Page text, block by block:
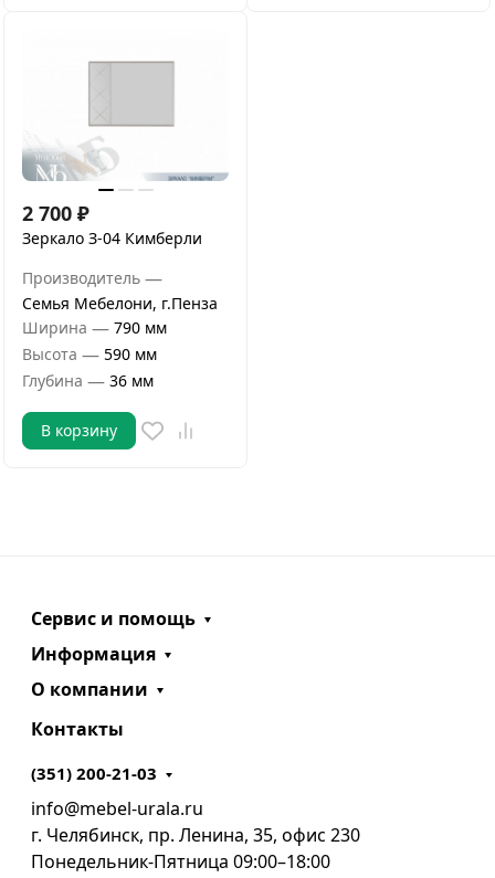
2 700 ₽
Зеркало З-04 Кимберли
Производитель —
Семья Мебелони, г.Пенза
Ширина — 790 мм
Высота — 590 мм
Глубина — 36 мм
В корзину
Сервис и помощь
Информация
О компании
Контакты
(351) 200-21-03
info@mebel-urala.ru
г. Челябинск, пр. Ленина, 35, офис 230
Понедельник-Пятница 09:00–18:00